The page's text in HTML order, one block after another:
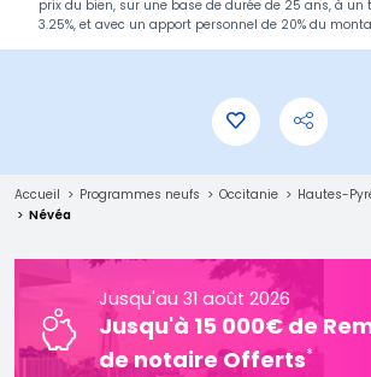
prix du bien, sur une base de durée de 25 ans, à un
3.25%, et avec un apport personnel de 20% du
Accueil Programmes neufs Occitanie Hautes-
Névéa
Jusqu'au 31 août 2026
Jusqu'à 15 000€ de
de notaire Offerts*